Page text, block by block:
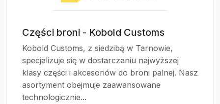
Części broni - Kobold Customs
Kobold Customs, z siedzibą w Tarnowie,
specjalizuje się w dostarczaniu najwyższej
klasy części i akcesoriów do broni palnej. Nasz
asortyment obejmuje zaawansowane
technologicznie...